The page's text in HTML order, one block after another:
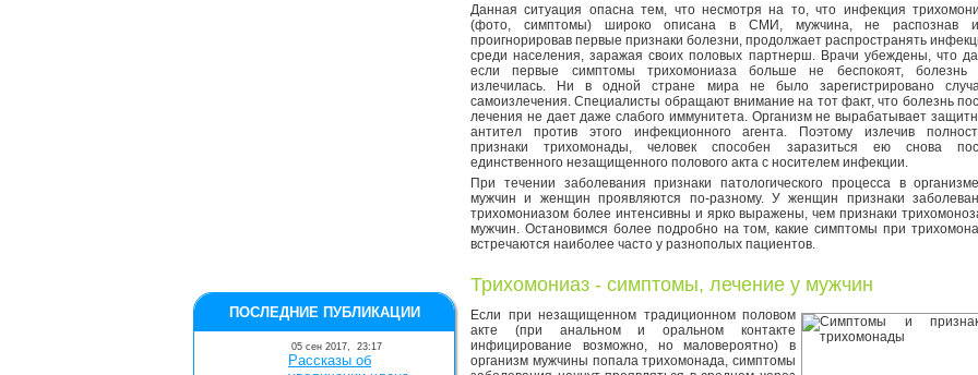
Данная ситуация опасна тем, что несмотря на то, что инфекция
(фото, симптомы) широко описана в СМИ, мужчина, не распознав
проигнорировав первые признаки болезни, продолжает распространять
среди населения, заражая своих половых партнерш. Врачи убеждены, что
если первые симптомы трихомониаза больше не беспокоят, болезнь
излечилась. Ни в одной стране мира не было зарегистрировано
самоизлечения. Специалисты обращают внимание на тот факт, что болезнь
лечения не дает даже слабого иммунитета. Организм не вырабатывает
антител против этого инфекционного агента. Поэтому излечив
признаки трихомонады, человек способен заразиться ею снова
единственного незащищенного полового акта с носителем инфекции.
При течении заболевания признаки патологического процесса в
мужчин и женщин проявляются по-разному. У женщин признаки
трихомониазом более интенсивны и ярко выражены, чем признаки
мужчин. Остановимся более подробно на том, какие симптомы при
встречаются наиболее часто у разнополых пациентов.
Трихомониаз - симптомы, лечение у мужчин
Если при незащищенном традиционном половом
акте (при анальном и оральном контакте
инфицирование возможно, но маловероятно) в
организм мужчины попала трихомонада, симптомы
ПОСЛЕДНИЕ ПУБЛИКАЦИИ
05 сен 2017, 23:17
Рассказы об